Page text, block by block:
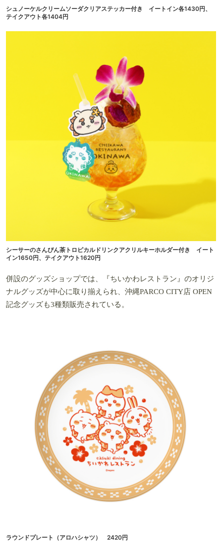
シュノーケルクリームソーダクリアステッカー付き イートイン各1430円、
テイクアウト各1404円
シーサーのさんぴん茶トロピカルドリンクアクリルキーホルダー付き イート
イン1650円、テイクアウト1620円
併設のグッズショップでは、『ちいかわレストラン』のオリジ
ナルグッズが中心に取り揃えられ、沖縄PARCO CITY店 OPEN
記念グッズも3種類販売されている。
ラウンドプレート（アロハシャツ） 2420円